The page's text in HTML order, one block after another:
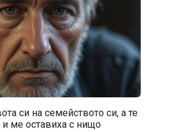
си на семейството си, а те
ме оставиха с нищо